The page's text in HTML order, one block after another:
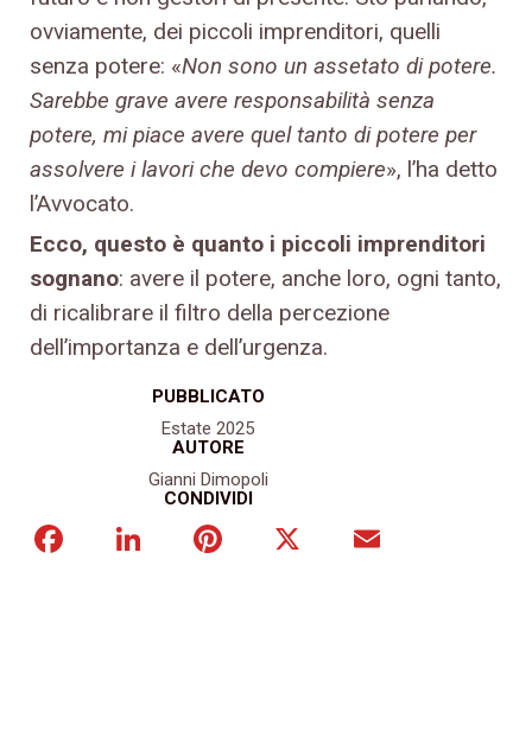
PUBBLICATO
Estate 2025
AUTORE
Gianni Dimopoli
CONDIVIDI
FacebookLinkedInPinterest
ovviamente, dei piccoli imprenditori, quelli
senza potere: «Non sono un assetato di potere.
Sarebbe grave avere responsabilità senza
potere, mi piace avere quel tanto di potere per
assolvere i lavori che devo compiere», l’ha detto
l’Avvocato.
Ecco, questo è quanto i piccoli imprenditori
sognano: avere il potere, anche loro, ogni tanto,
di ricalibrare il filtro della percezione
dell’importanza e dell’urgenza.